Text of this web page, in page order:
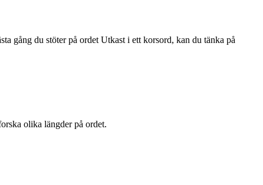
gång du stöter på ordet Utkast i ett korsord, kan du tänka på
olika längder på ordet.